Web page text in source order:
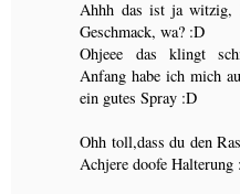
Ahhh das ist ja witzig,
Geschmack, wa? :D
Ohjeee das klingt
Anfang habe ich mich
ein gutes Spray :D
Ohh toll,dass du den
Achjere doofe Halterung